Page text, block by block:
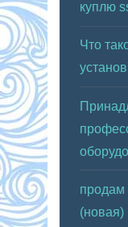
куплю
Что
продам
(новая)